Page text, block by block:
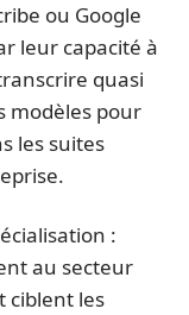
ou Google
leur capacité à
quasi
modèles pour
les suites
:
au secteur
ciblent les